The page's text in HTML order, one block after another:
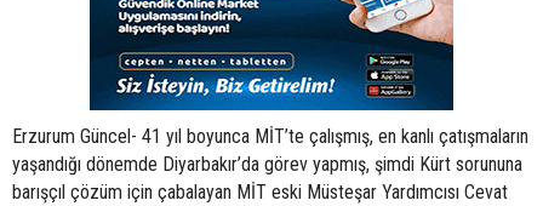
Erzurum Güncel- 41 yıl boyunca MİT’te çalışmış, en kanlı çatışmaların yaşandığı dönemde Diyarbakır’da görev yapmış, şimdi Kürt sorununa barışçıl çözüm için çabalayan MİT eski Müsteşar Yardımcısı Cevat Öneş, umutlu ama ihtiyatlı konuşuyor: “Türkiye Kürt meselesini çözmeye hazır. Önümüzde tarihi bir fırsat var, ama zaman çok dar. Aman Habur gibi hazırlıksız yakalanmayalım! Zira Erdoğan Kürt sorununu çözemezse Türkiye parçalanır. Ama ülkeden önce parçalanacak olan kendi partisi olacaktır!” Aman! Habur gibi hazırlıksız yakalanmayalım... Habur’dan sonra her şey tersine gitmişti... Uzun süren bir sessizlik önce... Sonra hükümet ve BDP arasında gerginlik... Ya iktidar sertleşiyordu ya da BDP... Gerilim dağda da kendini gösteriyordu! Olan yine Mehmetçik’e oluyordu, elbette dağda ölen gençlere ve hepsinin ailelerine... Hele Uludere’den sonra ipler kopma noktasına gelmişti. Sorumluların cezalandırılmaması bir yana, Başbakan’dan beklenen özrün bir türlü gelmemesi çözüm umutlarını tümüyle söndürmüştü. Ama birden bire rüzgar tersine döndü! Beklenmedik bir şekilde umutları yeşerten CHP oldu. CHP lideri Kemal Kılıçdaroğlu, Başbakan’dan “Kürt sorununu birlikte çözelim” diye randevu talep etti. Hemen kabul gördü. Şaşırtıcı, ama bir o kadar da destek bulan bir gelişme oldu bu. Tabii ki MHP’nin beklenen tepkileri haricinde!.. Derken, yine şaşırtan ama umutları daha da artıran bir demeç geldi, Kürt siyasetinin simge ismi Leyla Zana’dan; “Kürt sorununu Erdoğan çözer!” Her ne kadar BDP lideri Selahattin Demirtaş, “Başbakan’dan umut saflıktır” dese de, bu sözü tartışılamadan yeni bir açıklama daha geldi. Kürtler’i sevindiren oldukça radikal bir açıklama... Başbakan Yardımcısı Bülent Arınç’tan; “Abdullah Öcalan’a ev hapsi konuşulabilir!” Tabii ki bir önkoşulla, PKK’nın silah bırakması kaydıyla... Habur öncesi sürecin bile önüne geçecek formüller gündemde... Umut var, ama korku da var, ya bu çabalar da boşuna gider, her şey tersine dönerse diye... Bu bıçak sırtı sürecin bir değerlendirmesini yapmak için 41 yıl boyunca MİT’te çalışmış, en kanlı çatışmaların yaşandığı dönemde Diyarbakır’da görev yapmış, şimdi sivil oluşum Ekopolitik içinde Kürt sorununa barışçıl çözüm için çabalayan MİT eski Müsteşar Yardımcısı Cevat Öneş ile konuştum. O da herkes gibi umutlu, ama aynı oranda ihtiyatlı... “Şartlar hazır, aman Habur’daki gibi hazırlıksız yakalanmayalım” diyor öncelikle... Umutlu; “Türkiye Kürt meselesini çözmeye hazır. Toplumsal talepler bu istikamette... Sadece bu hazır potansiyeli şekillendirecek nitelikli siyasete ihtiyacımız var” diyor ve ekliyor; “Önümüzde tarihi bir fırsat var, ama zaman çok dar.” Şartların olgunlaşmış olduğu tespiti kadar önemli bir tespit daha yapıyor Öneş; “Başbakan Erdoğan Kürt meselesini ancak demokratik adımlarla çözebilir. Milliyetçilik ya da Türk-İslam sentezi yaklaşımıyla meseleye çözüm getirilemediğini gördük.” Öneş’e göre; eğer AK Parti iktidarı bu son fırsatı kullanamazsa, ilk darbeyi AKP yiyecek, ama tabii ki kaybeden Türkiye olacak. - İlk adımı CHP attı, ikinci adım Leyla Zana’dan geldi. Üçüncü adım da Bülent Arınç’tan. Nasıl yorumluyorsunuz bu süreci? Son gelişmeleri üç ana başlıkta ele almak gerekiyor. Birincisi; yaşananlar Türkiye’nin siyasal süreciyle bağlantılı. Yani önümüzdeki yerel seçimler, cumhurbaşkanlığı seçimi, sonra genel seçimler, bu arada başkanlık meselesi, CHP’nin bu süreç içinde yeni bir arayış çıkışı. İkincisi; AK Parti’nin bütünlüğünü koruyabilme meselesi. Tabii ki bu süreçte terörün devam etmesi siyasi iktidarın geleceği için ciddi risklerden biri. Eğer bir çözüm süreci başlatılabilirse siyasi iktidar veya Erdoğan bakımından ciddi bir ivme söz konusu olacak. Üçüncüsü de; Suriye-İran ekseni ve Sünni-Şii çatışmaları içersindeki bölgede yeni oluşan riskler karşısında Kürt siyasetinin kazandığı önem... Bölgesel ve küresel güçler tarafından PKK’nın tekrar araçsallaştırılma meselesi olarak gündeme gelmesi, PKK’nın burada yeni boşluklar bulma arayışı... Ve tüm bunlar içersinde Türkiye’nin jeopolitik açıdan önemini korumakta oluşu ve Türkiye-ABD ilişkilerindeki karşılıklı dayanışmanın sürüyor oluşu... - ABD’li diplomatların BDP ve Zana’yla görüşerek “Bağımsız Kürt devleti hayal. Sorunun şiddetle çözülmeyeceği ortaya çıktı. PKK’yı silah bırakmaya teşvik edin!” diye iki net mesaj verdikleri, Zana’nın bu mesajdan sonra harekete geçtiği söyleniyor... Aslında düğmeye basan Amerika mı? Amerika bu meselede önemli aktörlerden biri. Hatta neticeyi tayin edebilecek en önemli aktörlerden biri ama ben bu meseleyi doğrudan Amerika’ya bağlamayı doğru bulmuyorum. O tip net bilgilere de sahip değiliz zaten. Sorunun çözümünü Türkiye dinamikleri dayatıyor. Yalnız çözümün standartları bakımından Türkiye siyasetleri buna cevap vermekte zorlanıyor. İktidarıyla, muhalefetiyle... Tabii ki farklı derecelerde. Ve burada önemli aktörler şimdi çıkışlarını yapıyor. İktidar bir çözüm arayışı içinde. CHP yeni bir çıkış yapmak, çözüme destek olmak ve yeni bir ivme kazanmak istiyor. Kürt siyasetinde ise Leyla Zana tabii ki bağımsız kimliğiyle önemli bir aktör. Hem BDP-PKK ekseninde, hem de BDP-PKK eksenini aşan tüm Kürtler ve Kürt siyasal hareketleri bakımından saygın bir isim. Uluslararası alanda da güven duyulan bir kişilik. Sanıyorum ki tecrübeleri sebebiyle yeni bir iklim yaratmada taşın altına elini koyma ihtiyacını duyuyor. - Peki siz Zana’dan böyle bir açıklama bekler miydiniz? Zaman zaman çok sert açıklamaları da olmuştu. Leyla Zana’nın sert söylemleri var ama özellikle son yıllardaki tavrı bize bağımsızlığını korumak istediğini gösteriyor. O bakımdan bu açıklamalarını, Kürt siyasetiyle Türk siyaseti arasındaki buluşmaya katkı sunma arayışı diye özetleyebiliriz. Leyla Zana, “Ben Erdoğan’ın bu işi çözeceğine inanıyorum” derken, burada Başbakan’a kişisel yaklaşımdan ziyade, Başbakan’ın iktidar partisi olarak sahip olduğu yüzde 50’yi aşan oy desteğine ve çözüm potansiyelinin gücüne inandığını söylüyor. Çünkü çözüm için ciddi bir toplumsal desteğin olması gerekiyor. Ve siyasi iktidarın başı olarak Başbakan’ın otoritesi ve karizmasıyla bu potansiyel güce sahip olduğunu söylüyor. Bu arada bunu ifade ederken AKP politikalarının eleştirisini de yapıyor. “KCK’lı olmadığını bildiğim birçok arkadaşım ve Kürt siyasetçi içerde” diyor. Olumlu adımları da söylüyor. AKP’nin 2002’de iktidar oluşundan itibaren Kürt meselesinin çözümünde veya haklar meselesinde olumlu adımlar atıldığını söylüyor ki, özellikle PKK-BDP çizgisinde bu konuda AK Parti’ye karşı bir negatif yaklaşım var. Bunu ifade ederken bu PKK-BDP çizgisinin AK Parti’ye yaklaşımına bir yumuşak eleştiri getiriyor. Çözümün parametrelerini ifade ederken “Terör ve Kürtler meselesi yanyana getirilmemelidir” diyor. Özellikle siyasi iktidarın hâlâ BDP’ye ve PKK’ya karşı kullandığı dile eleştiri getiriyor. Ve meseleye bir terör meselesi olarak değil, bir Kürt siyasi hareketinin siyasi mücadelesi olarak baktığını ifade ediyor. “Kürt kimliğine anayasal güvence getirilmeli” derken de, sanıyorum bunu bir etnik temel üzerinde değil, gerek etnik, gerek inanç, gerek farklı kültürel yapılar olsun, bunların hiçbirine ayrıcılık tanımayan, hak eşitliğine dayanan bir vatandaşlık kavramına işaret etmek istiyor. Ayrıca eğitim hakkı meselesinin temel unsur olduğunu ifade ediyor. Ve Kürtçe seçmeli ders girişiminin meseleyi çözümleyici olmadığını ama olumlu bir adım olduğunu, esas meselenin elbette eğitim hakkı konusunda şekillenmesi gerektiğini işaret ediyor. Bir son mesele, ki bu çok önemli, PKK-BDP çizgisine karşı çok ciddi bir eleştiri getiriyor. PKK’nın 1999’da Öcalan’ın yakalanmasından itibaren ‘Bağımsız Birleşik Kürdistan Stratejisi’ yerine ‘Birlikte Yaşama Stratejisi’ni kabul etmesi sebebiyle silahlı mücadelenin gündemden çıkması gerektiğini ifade ediyor. - Siz de geçen sene yaptığımız söyleşide “Bu sorunu Erdoğan çözebilir” demiştiniz. Ama sonra Erdoğan’ın söylemi sertleşti. Peki sizce ne oldu da bu değişiklik yaşandı? Ve eğer bu fırsat da kaçarsa ne olur? Şu var; Türkiye Kürt meselesini çözmediği ve toplumsal konsensüsü sağlamadığı sürece ihtiyaç duyduğu yeni anayasayı yapamaz ve demokratikleşme sürecinde mesafe alamaz. Ayrıca 30 senelik bir silahlı mücadele bize çok büyük kayıplar verdirdi. Gerek Kürt gerekse Türkiye siyasetleri açısından artık tahammül edilmez bir noktaya gelindi. Ancak silahsız mücadeleye geçişin koşulları çok önemli. Artık AK Parti’nin ideolojik yapısına göre ya da CHP’nin ideolojik yapısına göre ya da BDP’nin marjinal isteklerine ve ideolojik yapısına göre çözüm olamaz. Çözüm için en geniş yelpazede asgari müşterekleri bulabilmek gerekiyor ve bunun da kriterleri belli. Ancak evrensel değerlerle, yani Avrupa Birliği İnsan Hakları Sözleşmesi’nin kriterleri çerçevesinde şekillenen bir anayasa ve hukuk sistemiyle çözüme ulaşılabilir. Buna paralel olarak da önce silahların susmasını ve sonra teslimini gerektiren bir projeyi hayata geçirmeyi ciddi şekilde planlamak ve bu çerçevede siyasi adımları atmak gerekiyor. Tabii ki burada CHP’nin desteği hayati ve çok önemli. Bunun yanında siyasi iktidarın parlamento çatısı altında BDP’yi de bu meselenin çözümüne katması çok önemli. Oysa BDP’yi dışlayan bir yapı var. Özellikle Silvan saldırısından itibaren AK Parti’nin devam eden güvenlikçi zihniyetini mutlaka değiştirmesi gerekiyor. Yeni bir bakışla siyasete ağırlık vererek BDP, CHP ve siyasi iktidar ortaklığıyla hem çözüm sürecinde devamlılık sağlamak hem de yeni anayasanın inşasında bu üçlünün demokratik dinamiği yakalama gibi bir perspektifi oluşturması gerekiyor. - Peki ya bu başarılamazsa? Gerek siyasi iktidar, gerek tüm Türkiye siyasetleri biliyorlar ki artık bardak doldu, taşıyor ve bu taşmanın yarattığı sonuçlar çok acı olacak. Sorumluluk duyan herkes bunu vicdanında, zihninde hissediyor. Ama Türkiye siyasetlerinin bazı tabuları, korkuları var, Kürt-Türk ayrışması gibi... Ve gündelik kısa vadeli siyasi iktidar veya lider çıkar çatışmalarının, saray kavgalarının yarattığı sonuçlar var. Bunları Türkiye siyasetçileri aşmakta zorlanıyor, ama